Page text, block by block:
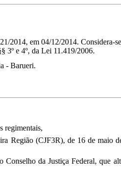
2014, em 04/12/2014. Considera-
3º e 4º, da Lei 11.419/2006.
- Barueri.
regimentais,
Região (CJF3R), de 16 de maio
da Justiça Federal, que